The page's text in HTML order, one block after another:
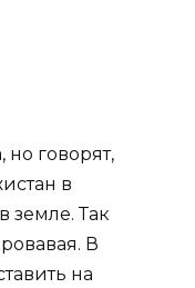
но говорят,
в
земле. Так
В
на